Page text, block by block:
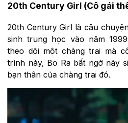
20th Century Girl (Cô gái
20th Century Girl là câu
sinh trung học vào năm
theo dõi một chàng trai mà
trình này, Bo Ra bất ngờ nảy
bạn thân của chàng trai đó.